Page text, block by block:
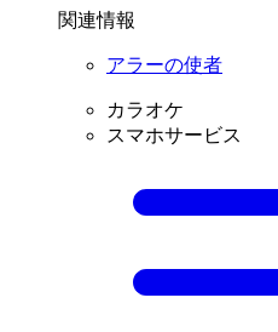
関連情報
アラーの使者
カラオケ
スマホサービス